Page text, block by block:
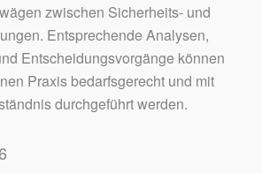
zwischen Sicherheits- und
Entsprechende Analysen,
Entscheidungsvorgänge können
Praxis bedarfsgerecht und mit
durchgeführt werden.